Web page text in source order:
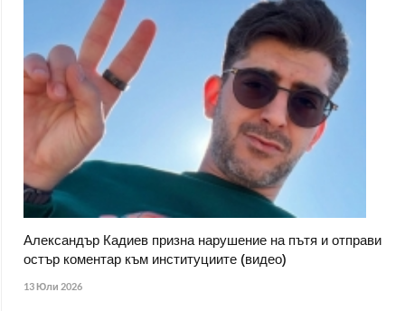
Александър Кадиев призна нарушение на пътя и отправи
остър коментар към институциите (видео)
13 Юли 2026